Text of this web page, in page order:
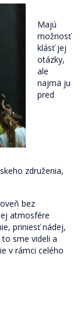
Majú
možnosť
klásť jej
otázky,
ale
najmä ju
pred
združenia,
bez
atmosfére
priniesť nádej,
sme videli a
v rámci celého